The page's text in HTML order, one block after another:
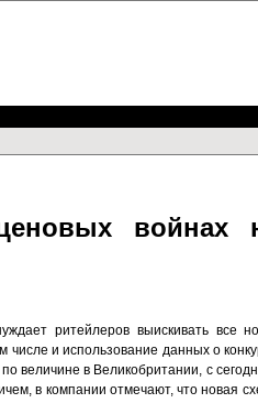
войнах
ритейлеров выискивать все
и использование данных о
величине в Великобритании, с
в компании отмечают, что новая